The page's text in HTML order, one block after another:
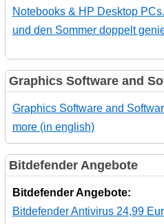
Notebooks & HP Desktop
und den Sommer doppelt
Graphics Software and
Graphics Software and
more (in english)
Bitdefender Angebote
Bitdefender Angebote:
Bitdefender Antivirus 24,99